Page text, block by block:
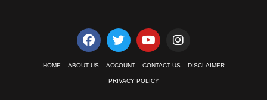
HOME ABOUT US ACCOUNT CONTACT US DISCLAIMER
PRIVACY POLICY